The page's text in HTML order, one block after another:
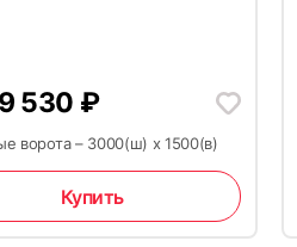
530 ₽
ворота – 3000(ш) х 1500(в)
Купить